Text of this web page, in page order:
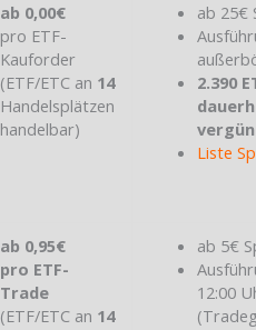
ab 0,00€
pro ETF-
Kauforder
(ETF/ETC an 14
Handelsplätzen
handelbar)
ab 25€
2.390
Liste
ab 0,95€
pro ETF-
Trade
(ETF/ETC an 14
ab 5€
12:00